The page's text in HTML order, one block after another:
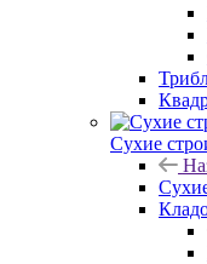
Сухие